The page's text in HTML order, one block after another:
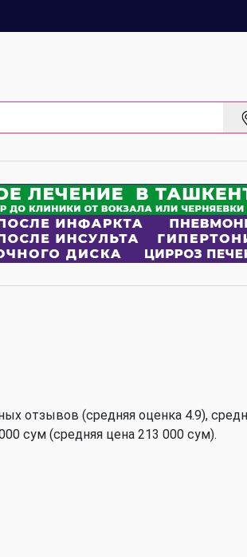
отзывов (средняя оценка 4.9),
сум (средняя цена 213 000 сум).